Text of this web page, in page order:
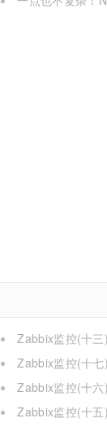
Zabbix监控(十
Zabbix监控(十
Zabbix监控(十
Zabbix监控(十